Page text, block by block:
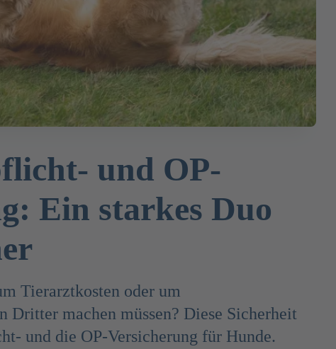
und OP-
Ein starkes Duo
Tierarztkosten oder um
Dritter machen müssen? Diese Sicherheit
und die OP-Versicherung für Hunde.